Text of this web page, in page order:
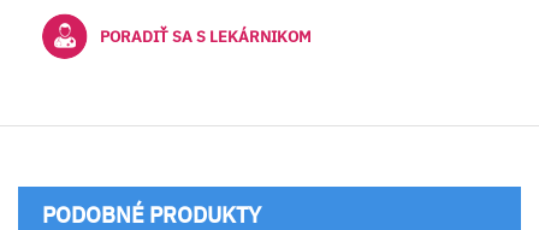
PORADIŤ SA S LEKÁRNIKOM
PODOBNÉ PRODUKTY